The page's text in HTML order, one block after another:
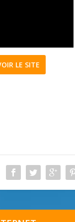
LE SITE